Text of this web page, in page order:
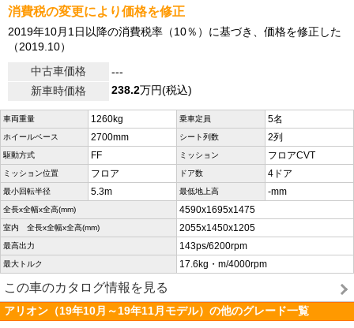
消費税の変更により価格を修正
2019年10月1日以降の消費税率（10％）に基づき、価格を修正した
（2019.10）
中古車価格
---
新車時価格
238.2万円(税込)
車両重量 1260kg 乗車定員 5名
ホイールベース 2700mm シート列数 2列
駆動方式 FF ミッション フロアCVT
ミッション位置 フロア ドア数 4ドア
最小回転半径 5.3m 最低地上高 -mm
全長x全幅x全高(mm) 4590x1695x1475
室内 全長x全幅x全高(mm) 2055x1450x1205
最高出力 143ps/6200rpm
最大トルク 17.6kg・m/4000rpm
この車のカタログ情報を見る
アリオン（19年10月～19年11月モデル）の他のグレード一覧